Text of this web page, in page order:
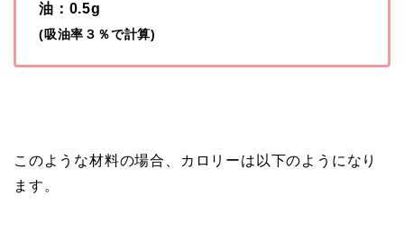
油：0.5g
(吸油率３％で計算)
このような材料の場合、カロリーは以下のようになり
ます。